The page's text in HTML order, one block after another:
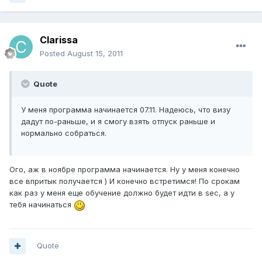
Clarissa
Posted August 15, 2011
Quote
У меня программа начинается 07.11. Надеюсь, что визу
дадут по-раньше, и я смогу взять отпуск раньше и
нормально собраться.
Ого, аж в ноябре программа начинается. Ну у меня конечно
все впритык получается ) И конечно встретимся! По срокам
как раз у меня еще обучение должно будет идти в sec, а у
тебя начинаться
Quote